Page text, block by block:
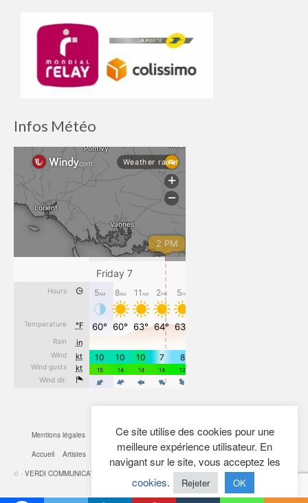
Infos Météo
Mentions légales Cookies Confidentialité Plan du site
Contact
Accueil
Artistes Actualités Boutique
Mon Compte
© - VERDI COMMUNICATION
Ce site utilise des cookies pour une
meilleure expérience utilisateur. En
navigant sur le site, vous acceptez les
cookies. Rejeter OK